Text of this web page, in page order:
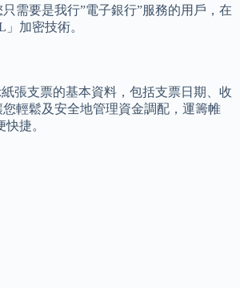
需要是我行”電子銀行”服務的用戶，在
加密技術。
張支票的基本資料，包括支票日期、收
輕鬆及安全地管理資金調配，運籌帷
捷。